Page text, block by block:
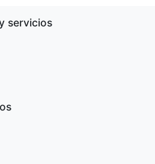
servicios